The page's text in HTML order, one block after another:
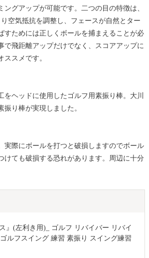
グアップが可能です。二つの目の特徴は、
空気抵抗を調整し、フェースが自然とター
すためには正しくボールを捕まえることが必
飛距離アップだけでなく、スコアアップに
スメです。
ヘッドに使用したゴルフ用素振り棒。大川
り棒が実現しました。
際にボールを打つと破損しますのでボール
けても破損する恐れがあります。周辺に十分
』(左利き用)_ ゴルフ リバイバー リバイ
ルフスイング 練習 素振り スイング練習